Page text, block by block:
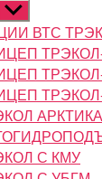
Показывать
подменю
ВТС
С КМУ